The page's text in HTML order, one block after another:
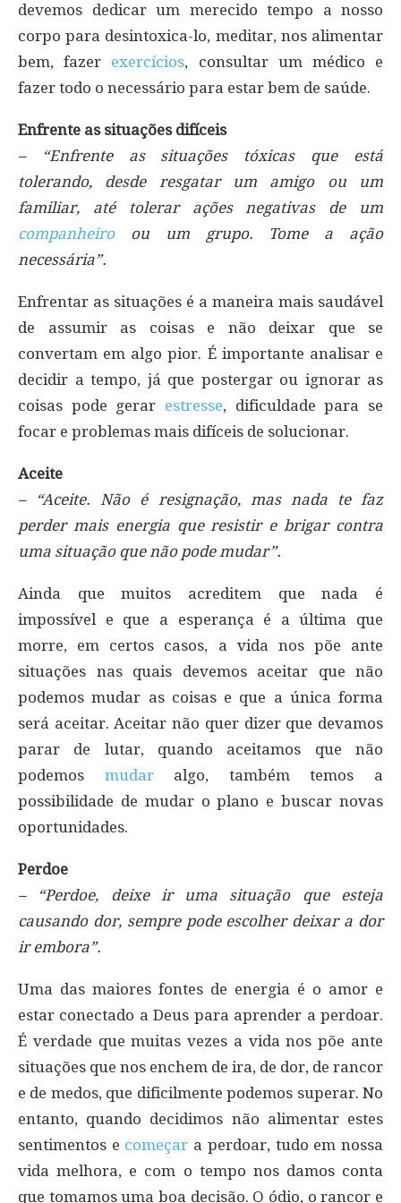
devemos dedicar um merecido tempo a nosso
corpo para desintoxica-lo, meditar, nos alimentar
bem, fazer exercícios, consultar um médico e
fazer todo o necessário para estar bem de saúde.
Enfrente as situações difíceis
– “Enfrente as situações tóxicas que está
tolerando, desde resgatar um amigo ou um
familiar, até tolerar ações negativas de um
companheiroou um grupo. Tome a ação
necessária”.
Enfrentar as situações é a maneira mais saudável
de assumir as coisas e não deixar que se
convertam em algo pior. É importante analisar e
decidir a tempo, já que postergar ou ignorar as
coisas pode gerar estresse, dificuldade para se
focar e problemas mais difíceis de solucionar.
Aceite
– “Aceite. Não é resignação, mas nada te faz
perder mais energia que resistir e brigar contra
uma situação que não pode mudar”.
Ainda que muitos acreditem que nada é
impossível e que a esperança é a última que
morre, em certos casos, a vida nos põe ante
situações nas quais devemos aceitar que não
podemos mudar as coisas e que a única forma
será aceitar. Aceitar não quer dizer que devamos
parar de lutar, quando aceitamos que não
podemos mudaralgo, também temos a
possibilidade de mudar o plano e buscar novas
oportunidades.
Perdoe
– “Perdoe, deixe ir uma situação que esteja
causando dor, sempre pode escolher deixar a dor
ir embora”.
Uma das maiores fontes de energia é o amor e
estar conectado a Deus para aprender a perdoar.
É verdade que muitas vezes a vida nos põe ante
situações que nos enchem de ira, de dor, de rancor
e de medos, que dificilmente podemos superar. No
entanto, quando decidimos não alimentar estes
sentimentos e começar a perdoar, tudo em nossa
vida melhora, e com o tempo nos damos conta
que tomamos uma boa decisão. O ódio, o rancor e